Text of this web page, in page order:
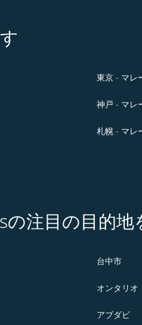
東京 - マレ
神戸 - マレ
札幌 - マレ
の注目の目的
台中市
オンタリオ
アブダビ